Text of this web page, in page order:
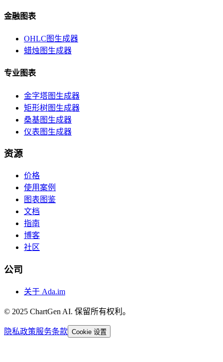
金融图表
OHLC图生成器
蜡烛图生成器
专业图表
金字塔图生成器
矩形树图生成器
桑基图生成器
仪表图生成器
资源
价格
使用案例
图表图鉴
文档
指南
博客
社区
公司
关于 Ada.im
© 2025 ChartGen AI. 保留所有权利。
隐私政策服务条款 Cookie 设置